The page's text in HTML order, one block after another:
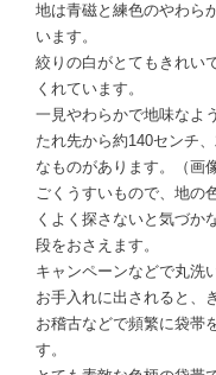
地は青磁と練色のやわら
います。
絞りの白がとてもきれい
くれています。
一見やわらかで地味なよ
たれ先から約140センチ
なものがあります。（画
ごくうすいもので、地の
くよく探さないと気づか
段をおさえます。
キャンペーンなどで丸洗
お手入れに出されると、
お稽古などで頻繁に袋帯
す。